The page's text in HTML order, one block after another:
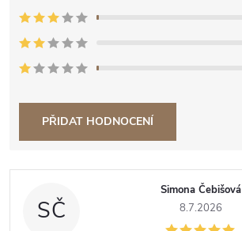
PŘIDAT HODNOCENÍ
V
SČ
Simona Čebišová
8.7.2026